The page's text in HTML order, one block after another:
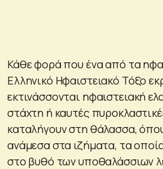
Κάθε φορά που ένα από τα
Ελληνικό Ηφαιστειακό Τόξο
εκτινάσσονται ηφαιστειακή
στάχτη ή καυτές
καταλήγουν στη θάλασσα,
ανάμεσα στα ιζήματα, τα
στο βυθό των υποθαλάσσιων